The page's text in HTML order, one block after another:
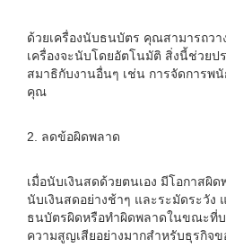
ด้วยเครื่องนับธนบัตร คุณสามารถวา
เครื่องจะนับโดยอัตโนมัติ สิ่งนี้ช่วย
สมาธิกับงานอื่นๆ เช่น การจัดการพ
คุณ
2. ลดข้อผิดพลาด
เมื่อนับเงินสดด้วยตนเอง มีโอกาสผิ
นับเงินสดอย่างช้าๆ และระมัดระวัง
ธนบัตรผิดหรือทำผิดพลาดในขณะที่บ
ความสูญเสียอย่างมากสำหรับธุรกิจ